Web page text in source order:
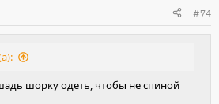
#74
шорку одеть, чтобы не спиной